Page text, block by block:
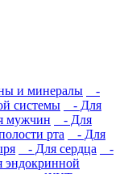
и минералы
-
системы
- Для
мужчин
- Для
рта
- Для
- Для сердца
-
эндокринной